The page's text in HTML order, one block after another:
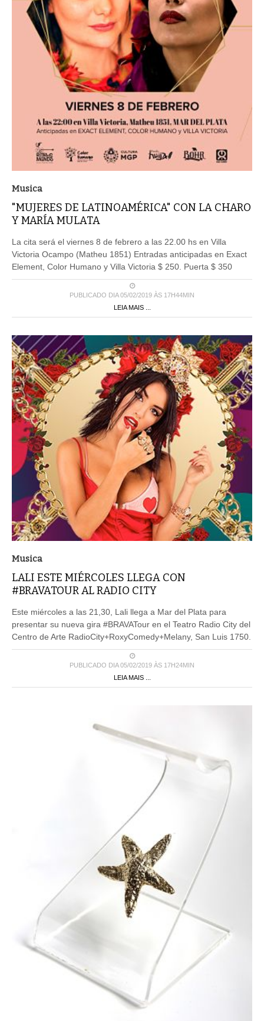
Musica
"MUJERES DE LATINOAMÉRICA" CON LA CHARO
Y MARÍA MULATA
La cita será el viernes 8 de febrero a las 22.00 hs en Villa
Victoria Ocampo (Matheu 1851) Entradas anticipadas en Exact
Element, Color Humano y Villa Victoria $ 250. Puerta $ 350
PUBLICADO DIA 05/02/2019 ÀS 17H44MIN
LEIA MAIS ...
Musica
LALI ESTE MIÉRCOLES LLEGA CON
#BRAVATOUR AL RADIO CITY
Este miércoles a las 21,30, Lali llega a Mar del Plata para
presentar su nueva gira #BRAVATour en el Teatro Radio City del
Centro de Arte RadioCity+RoxyComedy+Melany, San Luis 1750.
PUBLICADO DIA 05/02/2019 ÀS 17H24MIN
LEIA MAIS ...